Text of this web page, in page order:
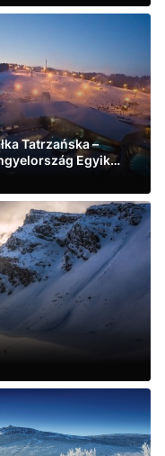
more
Tatrzańska –
Egyik
more